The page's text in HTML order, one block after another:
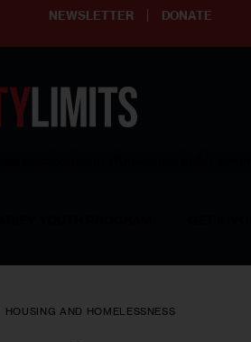
NEWSLETTER DONATE
HOUSING AND HOMELESSNESS